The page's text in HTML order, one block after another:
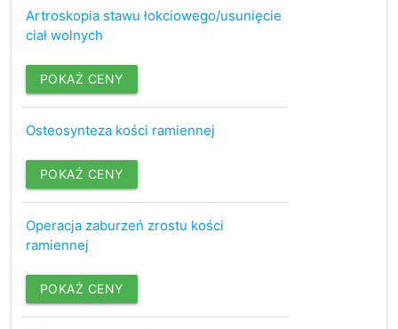
Artroskopia stawu łokciowego/usunięcie
ciał wolnych
POKAŻ CENY
Osteosynteza kości ramiennej
POKAŻ CENY
Operacja zaburzeń zrostu kości
ramiennej
POKAŻ CENY